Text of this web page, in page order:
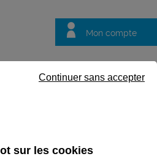
Mon compte
questions
sur les cookies
Continuer sans accepter